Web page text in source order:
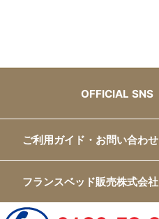
OFFICIAL SNS
ご利用ガイド・お問い合わせ
フランスベッド販売株式会社